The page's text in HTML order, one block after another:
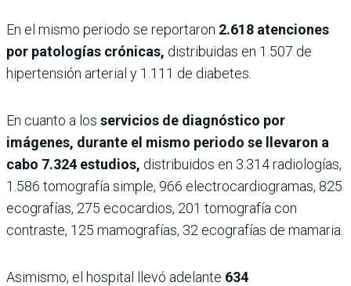
En el mismo periodo se reportaron 2.618 atenciones
por patologías crónicas, distribuidas en 1.507 de
hipertensión arterial y 1.111 de diabetes.
En cuanto a los servicios de diagnóstico por
imágenes, durante el mismo periodo se llevaron a
cabo 7.324 estudios, distribuidos en 3.314 radiologías,
1.586 tomografía simple, 966 electrocardiogramas, 825
ecografías, 275 ecocardios, 201 tomografía con
contraste, 125 mamografías, 32 ecografías de mamaria.
Asimismo, el hospital llevó adelante 634